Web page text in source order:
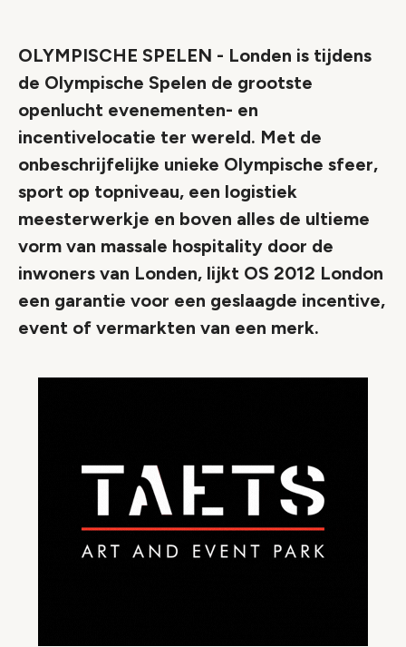
OLYMPISCHE SPELEN - Londen is tijdens
de Olympische Spelen de grootste
openlucht evenementen- en
incentivelocatie ter wereld. Met de
onbeschrijfelijke unieke Olympische sfeer,
sport op topniveau, een logistiek
meesterwerkje en boven alles de ultieme
vorm van massale hospitality door de
inwoners van Londen, lijkt OS 2012 London
een garantie voor een geslaagde incentive,
event of vermarkten van een merk.